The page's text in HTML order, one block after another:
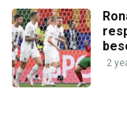
2